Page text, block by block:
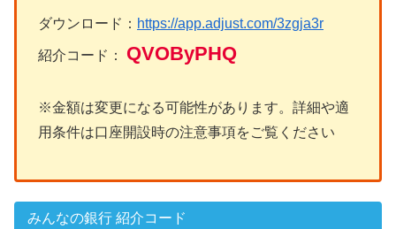
ダウンロード： https://app.adjust.com/3zgja3r
紹介コード： QVOByPHQ
※金額は変更になる可能性があります。詳細や適
用条件は口座開設時の注意事項をご覧ください
みんなの銀行 紹介コード